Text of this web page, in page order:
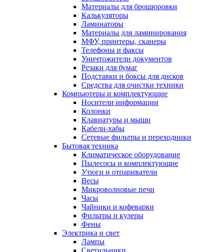
Материалы для брошюровки
Калькуляторы
Ламинаторы
Материалы для ламинирования
МФУ, принтеры, сканеры
Телефоны и факсы
Уничтожители документов
Резаки для бумаг
Подставки и боксы для дисков
Средства для очистки техники
Компьютеры и комплектующие
Носители информации
Колонки
Клавиатуры и мыши
Кабели-хабы
Сетевые фильтры и переходники
Бытовая техника
Климатическое оборудование
Пылесосы и комплектующие
Утюги и отпариватели
Весы
Микроволновые печи
Часы
Чайники и кофеварки
Фильтры и кулеры
Фены
Электрика и свет
Лампы
Светильники